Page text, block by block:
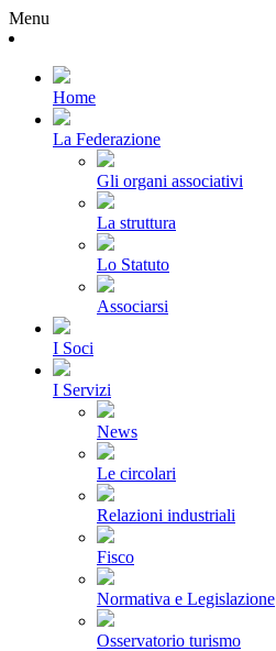
Menu
Home
La Federazione
Gli organi associativi
La struttura
Lo Statuto
Associarsi
I Soci
I Servizi
News
Le circolari
Relazioni industriali
Fisco
Normativa e Legislazione
Osservatorio turismo